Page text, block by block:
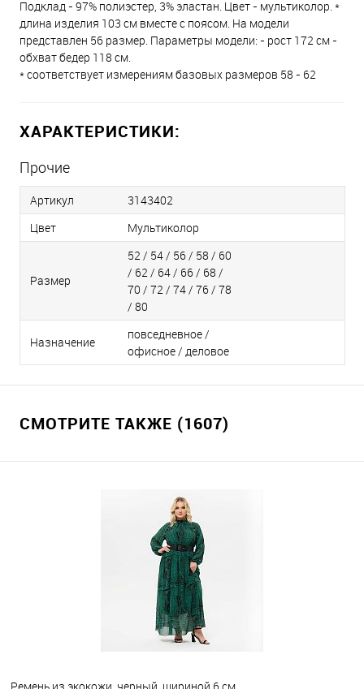
Подклад - 97% полиэстер, 3% эластан. Цвет - мультиколор. *
длина изделия 103 см вместе с поясом. На модели
представлен 56 размер. Параметры модели: - рост 172 см -
обхват бедер 118 см.
* соответствует измерениям базовых размеров 58 - 62
ХАРАКТЕРИСТИКИ:
Прочие
Артикул
3143402
Цвет
Мультиколор
Размер
52 / 54 / 56 / 58 / 60
/ 62 / 64 / 66 / 68 /
70 / 72 / 74 / 76 / 78
/ 80
Назначение
повседневное /
офисное / деловое
СМОТРИТЕ ТАКЖЕ (1607)